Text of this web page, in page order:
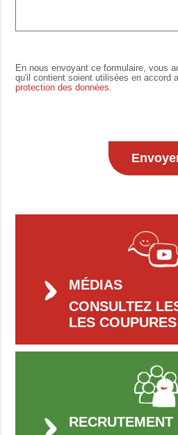
En nous envoyant ce formulaire, vous
qu'il contient soient utilisées en accord
protection des données.
MÉDIAS
CONSULTEZ
LES
RECRUTEMENT